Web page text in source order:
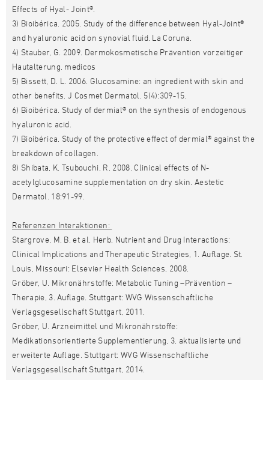
Effects of Hyal- Joint®.
3) Bioibérica. 2005. Study of the difference between Hyal-Joint®
and hyaluronic acid on synovial fluid. La Coruna.
4) Stauber, G. 2009. Dermokosmetische Prävention vorzeitiger
Hautalterung. medicos
5) Bissett, D. L. 2006. Glucosamine: an ingredient with skin and
other benefits. J Cosmet Dermatol. 5(4):309-15.
6) Bioibérica. Study of dermial® on the synthesis of endogenous
hyaluronic acid.
7) Bioibérica. Study of the protective effect of dermial® against the
breakdown of collagen.
8) Shibata, K. Tsubouchi, R. 2008. Clinical effects of N-
acetylglucosamine supplementation on dry skin. Aestetic
Dermatol. 18:91-99.
Referenzen Interaktionen:
Stargrove, M. B. et al. Herb, Nutrient and Drug Interactions:
Clinical Implications and Therapeutic Strategies, 1. Auflage. St.
Louis, Missouri: Elsevier Health Sciences, 2008.
Gröber, U. Mikronährstoffe: Metabolic Tuning –Prävention –
Therapie, 3. Auflage. Stuttgart: WVG Wissenschaftliche
Verlagsgesellschaft Stuttgart, 2011.
Gröber, U. Arzneimittel und Mikronährstoffe:
Medikationsorientierte Supplementierung, 3. aktualisierte und
erweiterte Auflage. Stuttgart: WVG Wissenschaftliche
Verlagsgesellschaft Stuttgart, 2014.